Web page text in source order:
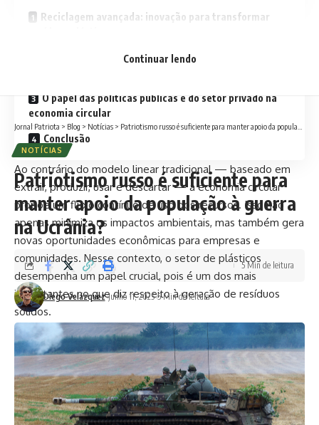
Reciclagem avançada: inovação para transformar
Reaproveitamento de resíduos: estratégias
O papel das políticas públicas e do setor privado na
economia circular
Conclusão
Ao contrário do modelo linear tradicional — baseado em
extrair, produzir, usar e descartar — a economia circular
propõe um fluxo contínuo de uso dos recursos. Isso não
apenas minimiza os impactos ambientais, mas também gera
novas oportunidades econômicas para empresas e
comunidades. Nesse contexto, o setor de plásticos
desempenha um papel crucial, pois é um dos mais
impactantes no que diz respeito à geração de resíduos
sólidos.
Reciclagem avançada: inovação para
transformar resíduos plásticos
A reciclagem avançada é uma das principais ferramentas da
economia circular no setor de plásticos. Ela vai além da
reciclagem mecânica convencional, ao utilizar processos
Continuar lendo
Jornal Patriota > Blog > Notícias > Patriotismo russo é suficiente para manter apoio da população à guerra na Ucrânia?
NOTÍCIAS
Patriotismo russo é suficiente para
manter apoio da população à guerra
na Ucrânia?
Diego Velázquez junho 11, 2025 5 Min de leitura
5 Min de leitura